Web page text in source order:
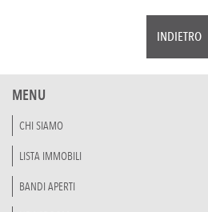
INDIETRO
MENU
CHI SIAMO
LISTA IMMOBILI
BANDI APERTI